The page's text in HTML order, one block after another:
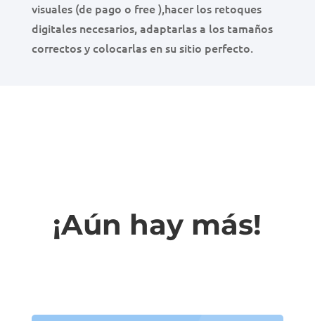
visuales (de pago o free ),hacer los retoques
digitales necesarios, adaptarlas a los tamaños
correctos y colocarlas en su sitio perfecto.
¡Aún hay más!